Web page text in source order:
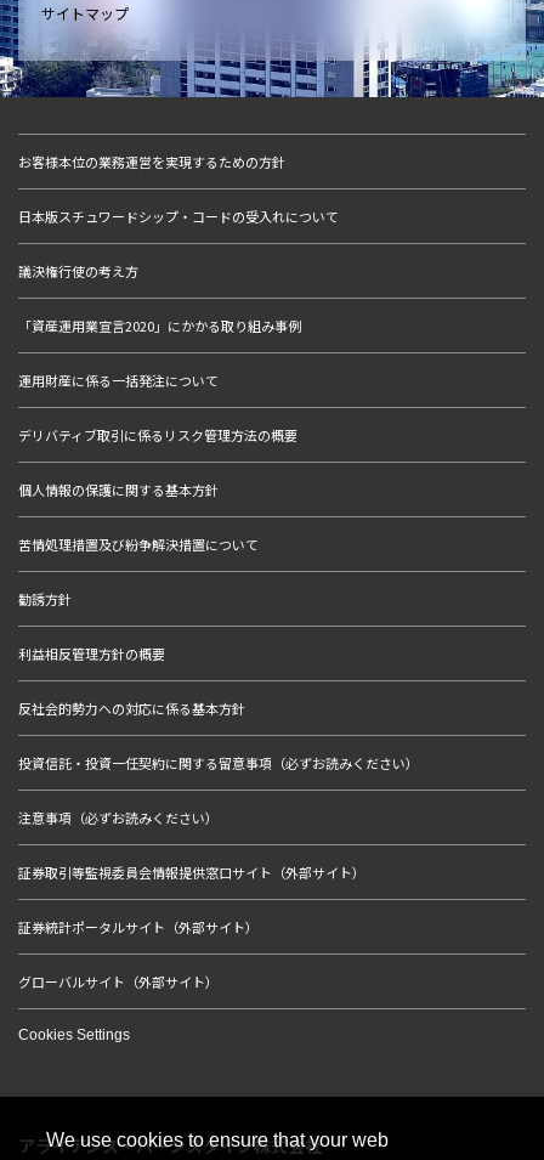
サイトマップ
お客様本位の業務運営を実現するための方針
日本版スチュワードシップ・コードの受入れについて
議決権行使の考え方
「資産運用業宣言2020」にかかる取り組み事例
運用財産に係る一括発注について
デリバティブ取引に係るリスク管理方法の概要
個人情報の保護に関する基本方針
苦情処理措置及び紛争解決措置について
勧誘方針
利益相反管理方針の概要
反社会的勢力への対応に係る基本方針
投資信託・投資一任契約に関する留意事項（必ずお読みください）
注意事項（必ずお読みください）
証券取引等監視委員会情報提供窓口サイト（外部サイト）
証券統計ポータルサイト（外部サイト）
グローバルサイト（外部サイト）
Cookies Settings
アライアンス・バーンスタイン株式会社
We use cookies to ensure that your web